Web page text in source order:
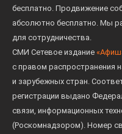
бесплатно. Продвижение
абсолютно бесплатно. Мы
для сотрудничества.
СМИ Сетевое издание
с правом распространения
и зарубежных стран.
регистрации выдано
связи, информационных
(Роскомнадзором). Номер